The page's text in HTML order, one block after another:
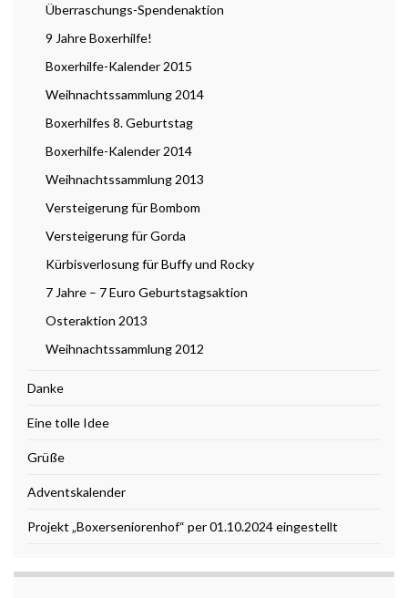
Überraschungs-Spendenaktion
9 Jahre Boxerhilfe!
Boxerhilfe-Kalender 2015
Weihnachtssammlung 2014
Boxerhilfes 8. Geburtstag
Boxerhilfe-Kalender 2014
Weihnachtssammlung 2013
Versteigerung für Bombom
Versteigerung für Gorda
Kürbisverlosung für Buffy und Rocky
7 Jahre – 7 Euro Geburtstagsaktion
Osteraktion 2013
Weihnachtssammlung 2012
Danke
Eine tolle Idee
Grüße
Adventskalender
Projekt „Boxerseniorenhof“ per 01.10.2024 eingestellt